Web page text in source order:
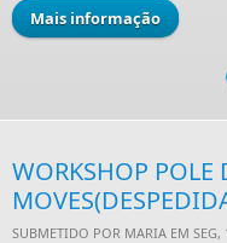
Mais informação
WORKSHOP POLE
SUBMETIDO POR MARIA EM